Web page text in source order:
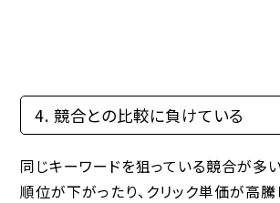
4. 競合との比較に負けている
同じキーワードを狙っている競合が多
順位が下がったり、クリック単価が高騰